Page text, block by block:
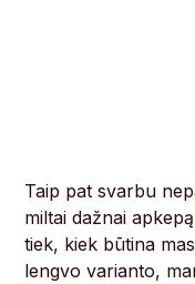
Taip pat svarbu
miltai dažnai
tiek, kiek būtina
lengvo varianto,